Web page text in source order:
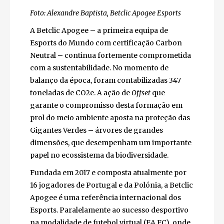
Foto: Alexandre Baptista, Betclic Apogee Esports
A Betclic Apogee – a primeira equipa de
Esports do Mundo com certificação Carbon
Neutral – continua fortemente comprometida
com a sustentabilidade. No momento de
balanço da época, foram contabilizadas 347
toneladas de CO2e. A ação deOffset que
garante o compromisso desta formação em
prol do meio ambiente aposta na proteção das
Gigantes Verdes – árvores de grandes
dimensões, que desempenham um importante
papel no ecossistema da biodiversidade.
Fundada em 2017 e composta atualmente por
16 jogadores de Portugal e da Polónia, a Betclic
Apogee é uma referência internacional dos
Esports. Paralelamente ao sucesso desportivo